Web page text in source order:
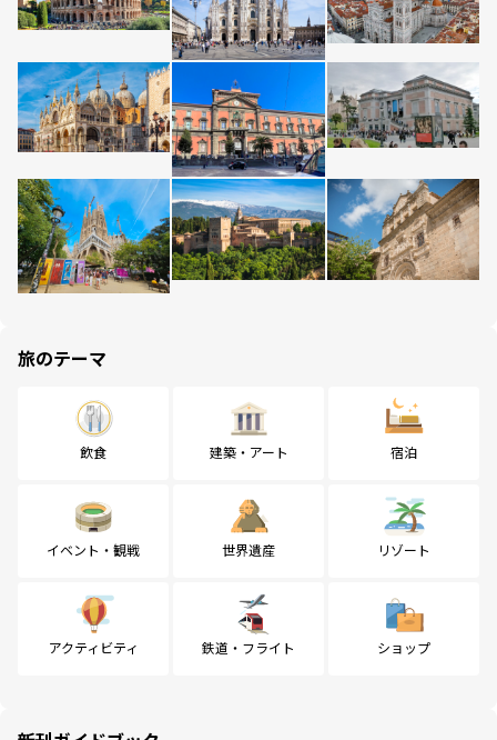
旅のテーマ
飲食 建築・アート 宿泊
イベント・観戦 世界遺産 リゾート
アクティビティ 鉄道・フライト ショップ